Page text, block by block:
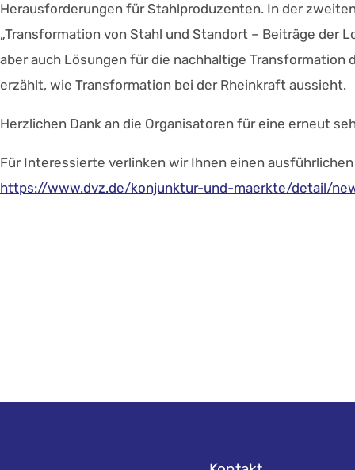
Herausforderungen für Stahlproduzenten. In der
„Transformation von Stahl und Standort – Beiträge der
aber auch Lösungen für die nachhaltige
erzählt, wie Transformation bei der Rheinkraft aussieht.
Herzlichen Dank an die Organisatoren für eine erneut
Für Interessierte verlinken wir Ihnen einen
https://www.dvz.de/konjunktur-und-maerkte/detail/